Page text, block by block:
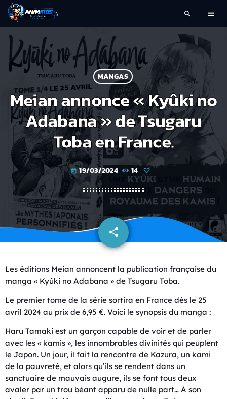
search menu
MANGAS
Meian annonce « Kyûki no
Adabana » de Tsugaru
Toba en France.
today 19/03/2024 14
share
email
Les éditions Meian annoncent la publication française du
manga « Kyûki no Adabana » de Tsugaru Toba.
Le premier tome de la série sortira en France dès le 25
avril 2024 au prix de 6,95 €. Voici le synopsis du manga :
Haru Tamaki est un garçon capable de voir et de parler
avec les « kamis », les innombrables divinités qui peuplent
le Japon. Un jour, il fait la rencontre de Kazura, un kami
de la pauvreté, et alors qu’ils se rendent dans un
sanctuaire de mauvais augure, ils se font tous deux
avaler par un trou béant apparu de nulle part… À son